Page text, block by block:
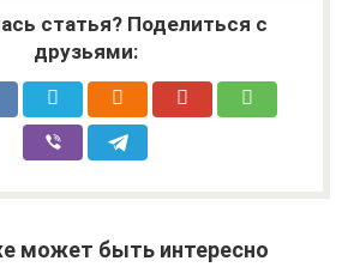
статья? Поделиться с
друзьями:
может быть интересно